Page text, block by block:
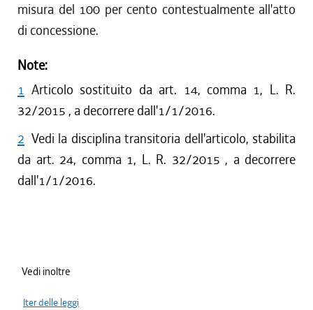
misura del 100 per cento contestualmente all'atto
di concessione.
Note:
1 Articolo sostituito da art. 14, comma 1, L. R.
32/2015 , a decorrere dall'1/1/2016.
2 Vedi la disciplina transitoria dell'articolo, stabilita
da art. 24, comma 1, L. R. 32/2015 , a decorrere
dall'1/1/2016.
Vedi inoltre
Iter delle leggi